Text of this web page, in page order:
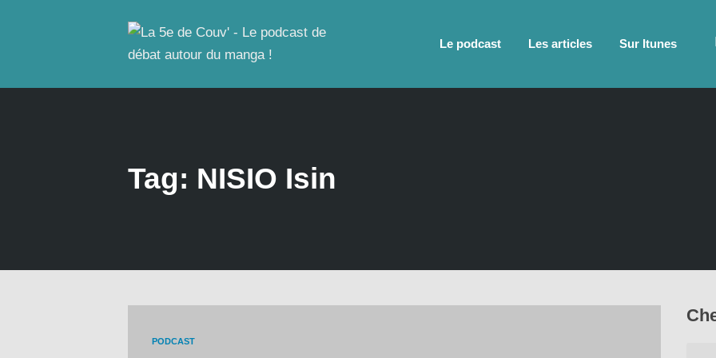
Le podcast Les articles Sur Itunes
Tag: NISIO Isin
PODCAST